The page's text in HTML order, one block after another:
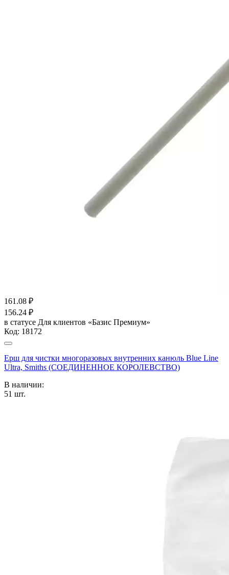
161.08 ₽
156.24 ₽
в статусе Для клиентов «Базис Премиум»
Код: 18172
Ерш для чистки многоразовых внутренних канюль Blue Line
Ultra, Smiths (СОЕДИНЕННОЕ КОРОЛЕВСТВО)
В наличии:
51 шт.